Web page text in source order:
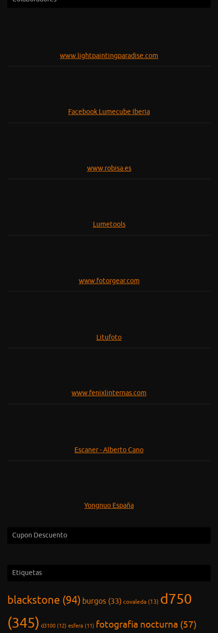
www.lightpaintingparadise.com
Facebook Lumecube Iberia
www.robisa.es
Lumetools
www.fotorgear.com
Litufoto
www.fenixlinternas.com
Escaner - Alberto Cano
Yongnuo España
Cupon Descuento
Etiquetas
blackstone (94) burgos (33) covaleda (13) d750
(345) d3100 (12) esfera (11) fotografia nocturna (57)